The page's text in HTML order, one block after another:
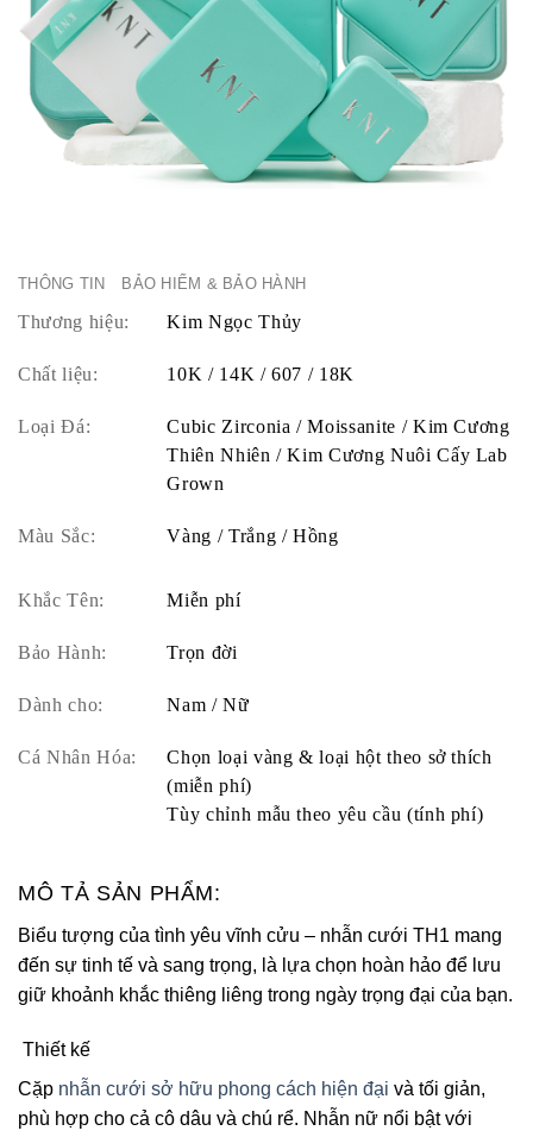
THÔNG TIN BẢO HIỂM & BẢO HÀNH
Thương hiệu: Kim Ngọc Thủy
Chất liệu: 10K / 14K / 607 / 18K
Loại Đá:
Cubic Zirconia / Moissanite / Kim Cương
Thiên Nhiên / Kim Cương Nuôi Cấy Lab
Grown
Màu Sắc: Vàng / Trắng / Hồng
Khắc Tên: Miễn phí
Bảo Hành: Trọn đời
Dành cho: Nam / Nữ
Cá Nhân Hóa:
Chọn loại vàng & loại hột theo sở thích
(miễn phí)
Tùy chỉnh mẫu theo yêu cầu (tính phí)
MÔ TẢ SẢN PHẨM:
Biểu tượng của tình yêu vĩnh cửu – nhẫn cưới TH1 mang
đến sự tinh tế và sang trọng, là lựa chọn hoàn hảo để lưu
giữ khoảnh khắc thiêng liêng trong ngày trọng đại của bạn.
Thiết kế
Cặp nhẫn cưới sở hữu phong cách hiện đại và tối giản,
phù hợp cho cả cô dâu và chú rể. Nhẫn nữ nổi bật với